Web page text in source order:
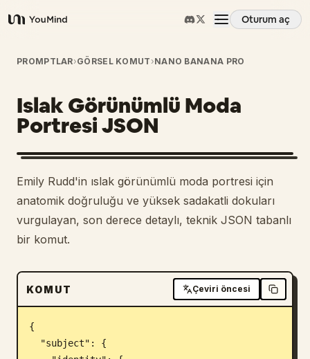
YouMind
Oturum aç
Genel Bakış
Kullanım Senaryoları
Beceriler
İstemler
Fiyatlandırma
İndir
Blog
PROMPTLAR›GÖRSEL KOMUT ›NANO BANANA PRO
Islak Görünümlü Moda
Portresi JSON
Emily Rudd'in ıslak görünümlü moda portresi için
anatomik doğruluğu ve yüksek sadakatli dokuları
vurgulayan, son derece detaylı, teknik JSON tabanlı
bir komut.
KOMUT Çeviri öncesi
{